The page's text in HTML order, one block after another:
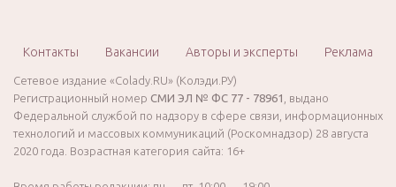
Контакты Вакансии Авторы и эксперты Реклама
Сетевое издание «Colady.RU» (Колэди.РУ)
Регистрационный номер СМИ ЭЛ № ФС 77 - 78961
, выдано
Федеральной службой по надзору в сфере связи, информационных
технологий и массовых коммуникаций (Роскомнадзор) 28 августа
2020 года. Возрастная категория сайта: 16+